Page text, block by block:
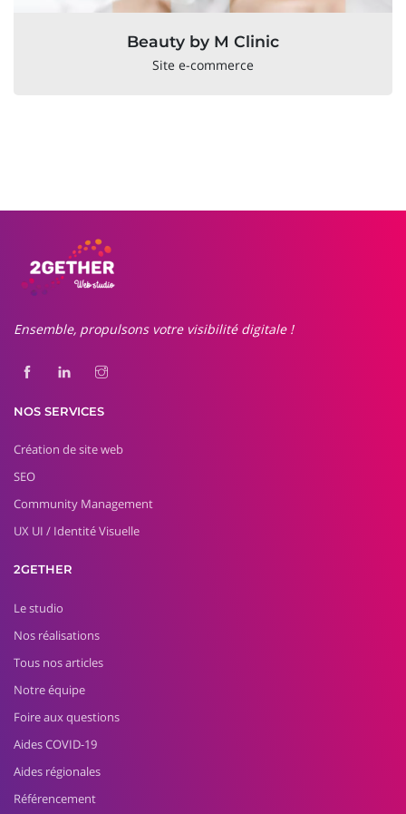
Beauty by M Clinic
Site e-commerce
Ensemble, propulsons votre visibilité digitale !
NOS SERVICES
Création de site web
SEO
Community Management
UX UI / Identité Visuelle
2GETHER
Le studio
Nos réalisations
Tous nos articles
Notre équipe
Foire aux questions
Aides COVID-19
Aides régionales
Référencement